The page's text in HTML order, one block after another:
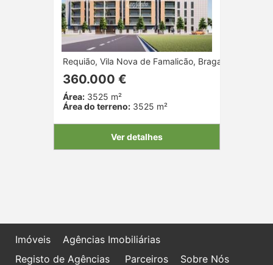
Requião, Vila Nova de Famalicão, Braga
360.000 €
Área:3525 m²
Área do terreno:3525 m²
Ver detalhes
Imóveis
Agências Imobiliárias
Registo de Agências
Parceiros Sobre Nós